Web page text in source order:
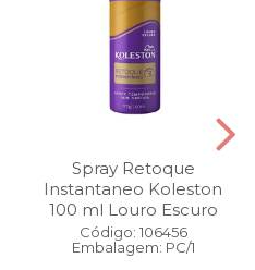
Spray Retoque
Instantaneo Koleston
100 ml Louro Escuro
Código: 106456
Embalagem: PC/1